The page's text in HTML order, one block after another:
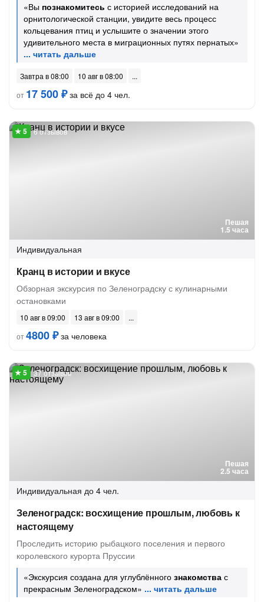
«Вы познакомитесь с историей исследований на
орнитологической станции, увидите весь процесс
кольцевания птиц и услышите о значении этого
удивительного места в миграционных путях пернатых»
Завтра в 08:00
10 авг в 08:00
от 17 500 ₽за всё до 4 чел.
Пешая
1.5 часа
6 отзывов
Индивидуальная
Кранц в истории и вкусе
Обзорная экскурсия по Зеленоградску с кулинарными
остановками
10 авг в 09:00
13 авг в 09:00
от4800 ₽за человека
Пешая
2.5 часа
37 отзывов
Индивидуальная до 4 чел.
Зеленоградск: восхищение прошлым, любовь к
настоящему
Проследить историю рыбацкого поселения и первого
королевского курорта Пруссии
«Экскурсия создана для углублённого знакомства с
прекрасным Зеленоградском»